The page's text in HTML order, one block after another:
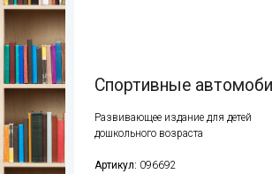
Спортивные
Развивающее издание для детей
дошкольного возраста
Артикул: 096692